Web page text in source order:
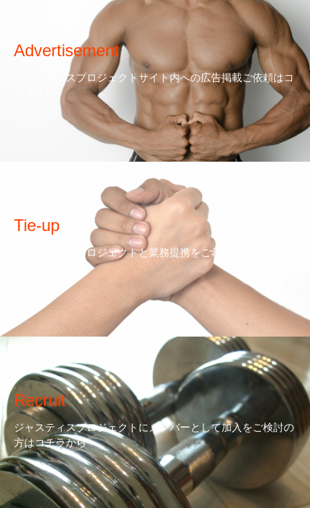
Advertisement
ジャスティスプロジェクトサイト内への広告掲載ご依頼はコ
Tie-up
ジャスティスプロジェクトと業務提携をご希望の方はコチラ
Recruit
ジャスティスプロジェクトにメンバーとして加入をご検討の
方はコチラから